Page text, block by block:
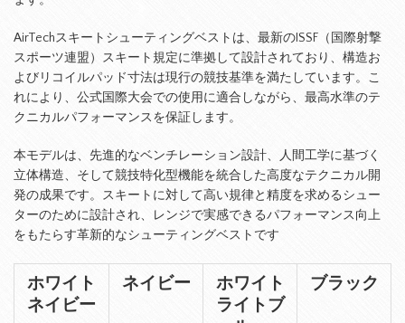
AirTechスキートシューティングベストは、最新のISSF（国際射撃
スポーツ連盟）スキート規定に準拠して設計されており、構造お
よびリコイルパッド寸法は現行の競技基準を満たしています。こ
れにより、公式国際大会での使用に適合しながら、最高水準のテ
クニカルパフォーマンスを保証します。
本モデルは、先進的なベンチレーション設計、人間工学に基づく
立体構造、そして競技特化型機能を統合した高度なテクニカル開
発の成果です。スキートに対して高い規律と精度を求めるシュー
ターのために設計され、レンジで実感できるパフォーマンス向上
をもたらす革新的なシューティングベストです
ホワイト
ネイビー
ネイビー
ホワイト
ライトブ
ブラック